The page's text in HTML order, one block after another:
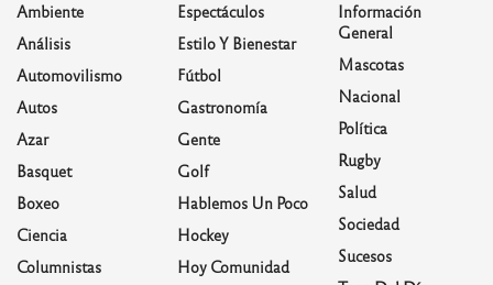
Ambiente
Análisis
Automovilismo
Autos
Azar
Basquet
Boxeo
Ciencia
Columnistas
Espectáculos
Estilo Y Bienestar
Fútbol
Gastronomía
Gente
Golf
Hablemos Un Poco
Hockey
Hoy Comunidad
Información
General
Mascotas
Nacional
Política
Rugby
Salud
Sociedad
Sucesos